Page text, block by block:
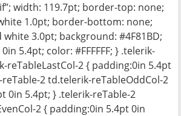
width: 119.7pt; border-top: none;
1.0pt; border-bottom: none;
3.0pt; background: #4F81BD;
5.4pt; color: #FFFFFF; } .telerik-
reTableLastCol-2 { padding:0in 5.4pt
2 td.telerik-reTableOddCol-2
0in 5.4pt; } .telerik-reTable-2
2 { padding:0in 5.4pt 0in